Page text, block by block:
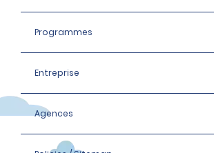
Programmes
Entreprise
Agences